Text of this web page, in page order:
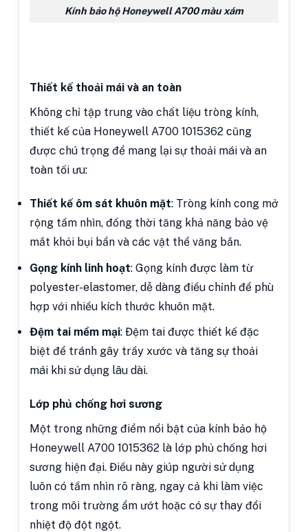
Kính bảo hộ Honeywell A700 màu xám
Thiết kế thoải mái và an toàn
Không chỉ tập trung vào chất liệu tròng kính,
thiết kế của Honeywell A700 1015362 cũng
được chú trọng để mang lại sự thoải mái và an
toàn tối ưu:
Thiết kế ôm sát khuôn mặt: Tròng kính cong mở
rộng tầm nhìn, đồng thời tăng khả năng bảo vệ
mắt khỏi bụi bẩn và các vật thể văng bắn.
Gọng kính linh hoạt: Gọng kính được làm từ
polyester-elastomer, dễ dàng điều chỉnh để phù
hợp với nhiều kích thước khuôn mặt.
Đệm tai mềm mại: Đệm tai được thiết kế đặc
biệt để tránh gây trầy xước và tăng sự thoải
mái khi sử dụng lâu dài.
Lớp phủ chống hơi sương
Một trong những điểm nổi bật của kính bảo hộ
Honeywell A700 1015362 là lớp phủ chống hơi
sương hiện đại. Điều này giúp người sử dụng
luôn có tầm nhìn rõ ràng, ngay cả khi làm việc
trong môi trường ẩm ướt hoặc có sự thay đổi
nhiệt độ đột ngột.